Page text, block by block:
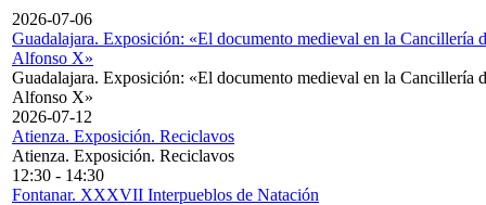
2026-07-06
Guadalajara. Exposición: «El documento medieval en la Cancillería
Alfonso X»
Guadalajara. Exposición: «El documento medieval en la Cancillería
Alfonso X»
2026-07-12
Atienza. Exposición. Reciclavos
Atienza. Exposición. Reciclavos
12:30 - 14:30
Fontanar. XXXVII Interpueblos de Natación